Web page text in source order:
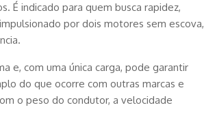
É indicado para quem busca rapidez,
por dois motores sem escova,
e, com uma única carga, pode garantir
do que ocorre com outras marcas e
o peso do condutor, a velocidade